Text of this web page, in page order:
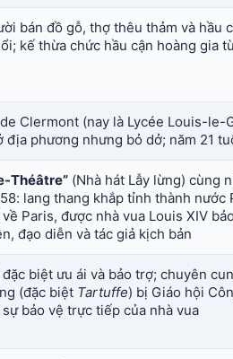
bán đồ gỗ, thợ thêu thảm và hầu
kế thừa chức hầu cận hoàng gia
Clermont (nay là Lycée Louis-
địa phương nhưng bỏ dở; năm 21
Théâtre” (Nhà hát Lẫy lừng) cùng
lang thang khắp tỉnh thành
Paris, được nhà vua Louis XIV
đạo diễn và tác giả kịch bản
biệt ưu ái và bảo trợ; chuyên
(đặc biệt Tartuffe) bị Giáo hội
bảo vệ trực tiếp của nhà vua